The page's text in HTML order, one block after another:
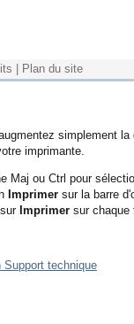
Plan du site
simplement
imprimante.
Maj ou Ctrl pour
Imprimer sur la barre
Imprimer sur chaque
technique